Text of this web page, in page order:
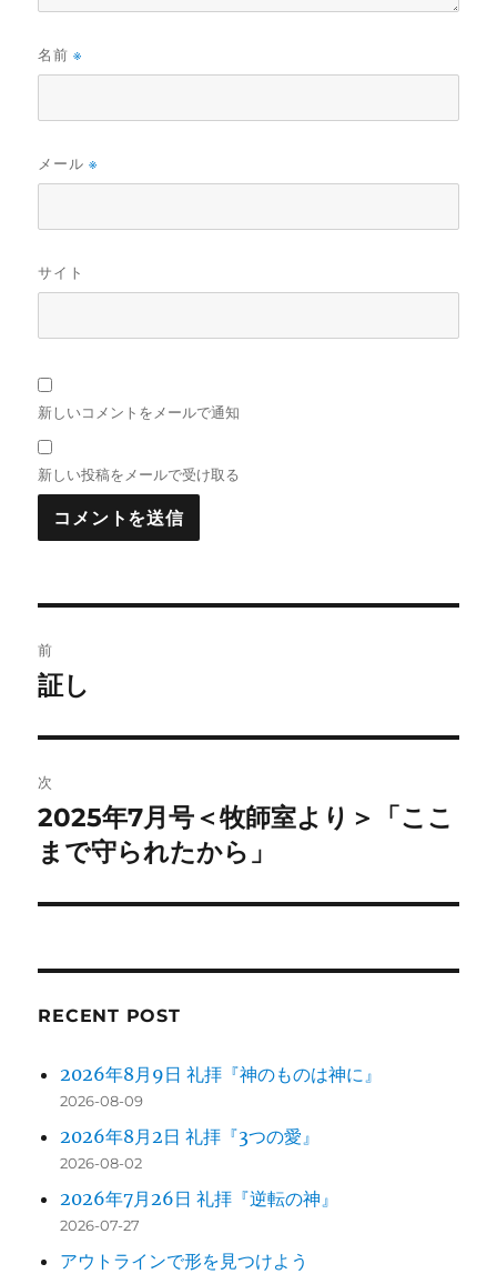
名前※
メール※
サイト
新しいコメントをメールで通知
新しい投稿をメールで受け取る
稿
ビ
ゲ
ー
シ
ン
前
前
投
稿:
証し
次
次
の
稿:
2025年7月号＜牧師室より＞「ここ
まで守られたから」
RECENT POST
2026年8月9日 礼拝『神のものは神に』
2026-08-09
2026年8月2日 礼拝『3つの愛』
2026-08-02
2026年7月26日 礼拝『逆転の神』
2026-07-27
アウトラインで形を見つけよう